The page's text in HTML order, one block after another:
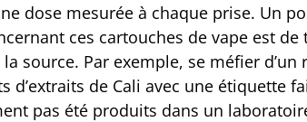
dose mesurée à chaque prise. Un
ces cartouches de vape est
source. Par exemple, se méfier
d’extraits de Cali avec une étiquette
pas été produits dans un